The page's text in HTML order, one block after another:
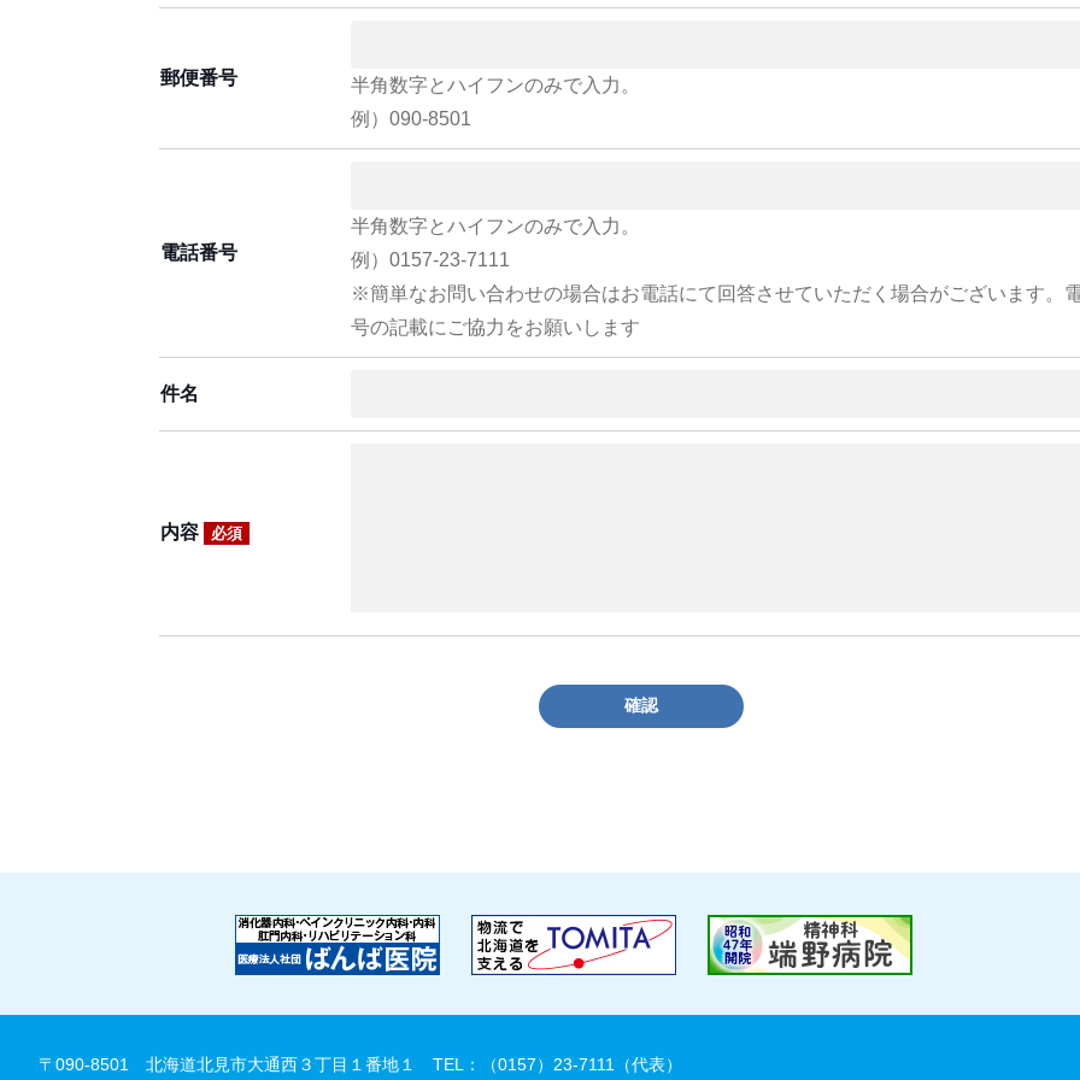
郵便番号
半角数字とハイフンのみで入力。
例）090-8501
電話番号
半角数字とハイフンのみで入力。
例）0157-23-7111
※簡単なお問い合わせの場合はお電話にて回答させていただく場合がございます。
号の記載にご協力をお願いします
件名
内容 必須
確認
〒090-8501 北海道北見市大通西３丁目１番地１ TEL：（0157）23-7111（代表）